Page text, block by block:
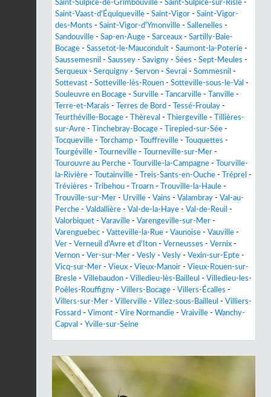
Saint-Sulpice-de-Grimbouville - Saint-Sulpice-sur-Risle -
Saint-Vaast-d'Équiqueville - Saint-Vigor - Saint-Vigor-
des-Monts - Saint-Vigor-d'Ymonville - Sallenelles -
Sandouville - Sap-en-Auge - Sarceaux - Sartilly-Baie-
Bocage - Sassetot-le-Mauconduit - Saumont-la-Poterie -
Saussemesnil - Saussey - Savigny - Sées - Sept-Meules -
Serqueux - Serquigny - Servon - Sevrai - Sommesnil -
Sottevast - Sotteville-lès-Rouen - Sotteville-sous-le-Val -
Souleuvre en Bocage - Surville - Tancarville - Tanville -
Terre-et-Marais - Terres de Bord - Tessé-Froulay -
Teurthéville-Bocage - Thèreval - Thiergeville -
Tillières-
sur-Avre - Tinchebray-Bocage - Tirepied-sur-Sée -
Tocqueville - Torchamp - Touffreville - Touquettes -
Tourgéville - Tourneville - Tourneville-sur-Mer -
Tourouvre au Perche - Tourville-la-Campagne -
Tourville-
la-Rivière - Toutainville - Treis-Sants-en-Ouche - Tréprel -
Trévières - Tribehou - Troarn - Trouville-la-Haule -
Trouville-sur-Mer - Urville - Vains - Valambray - Val-au-
Perche - Valdallière - Val-de-la-Haye - Val-de-Reuil -
Valorbiquet - Varaville - Varengeville-sur-Mer -
Varenguebec - Vatteville-la-Rue - Vaunoise - Vauville -
Ver - Verneuil d'Avre et d'Iton - Verneusses - Vernix -
Vernon - Ver-sur-Mer - Vesly - Vesly - Vexin-sur-Epte -
Vicq-sur-Mer - Vieux - Vieux-Manoir - Vieux-Rouen-sur-
Bresle - Villebaudon - Villedieu-lès-Bailleul - Villedieu-les-
Poêles-Rouffigny - Villers-Bocage - Villers-Écalles -
Villers-sur-Mer - Villerville - Villez-sous-Bailleul - Villiers-
Fossard - Vimont - Vire Normandie - Vraiville - Wanchy-
Capval - Yville-sur-Seine